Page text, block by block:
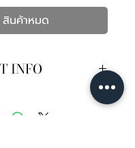
สินค้าหมด
INFO
จ Fancy Yellow เซอร์
กะรัต ความสะอาด